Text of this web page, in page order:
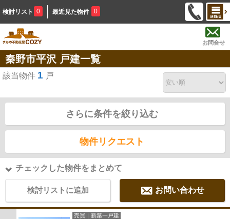
検討リスト 0 最近見た物件 0
お問合せ
秦野市平沢 戸建一覧
該当物件 1 戸
さらに条件を絞り込む
物件リクエスト
チェックした物件をまとめて
検討リストに追加 お問い合わせ
売買｜新築一戸建